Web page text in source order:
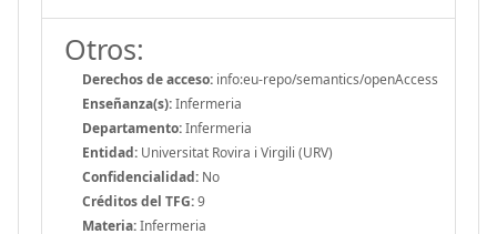
Otros:
Derechos de acceso: info:eu-repo/semantics/openAccess
Enseñanza(s):Infermeria
Departamento:Infermeria
Entidad: Universitat Rovira i Virgili (URV)
Confidencialidad: No
Créditos del TFG:9
Materia:Infermeria